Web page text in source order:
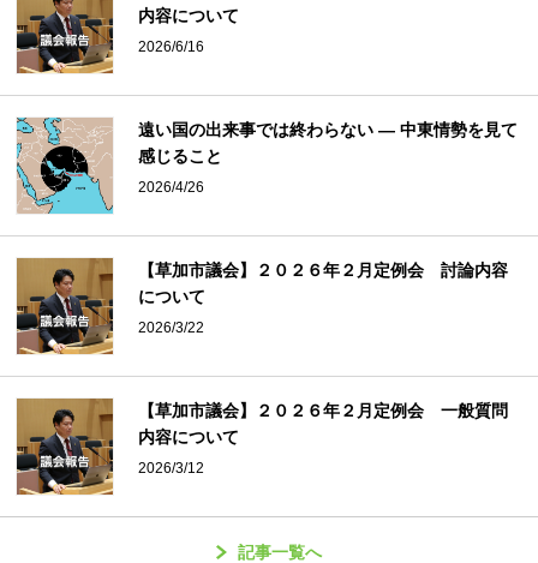
内容について
2026/6/16
遠い国の出来事では終わらない ― 中東情勢を見て
感じること
2026/4/26
【草加市議会】２０２６年２月定例会 討論内容
について
2026/3/22
【草加市議会】２０２６年２月定例会 一般質問
内容について
2026/3/12
記事一覧へ